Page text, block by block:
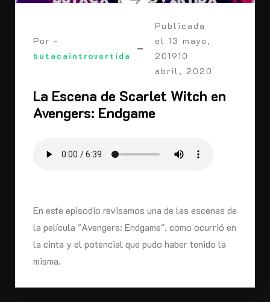
Por -
butacaintrovertida
Publicada
el 13 mayo,
201910
abril, 2020
La Escena de Scarlet Witch en
Avengers: Endgame
En este episodio revisamos una de las escenas de
la película "Avengers: Endgame", como ocurrió en
la cinta y el potencial que pudo haber tenido la
misma.